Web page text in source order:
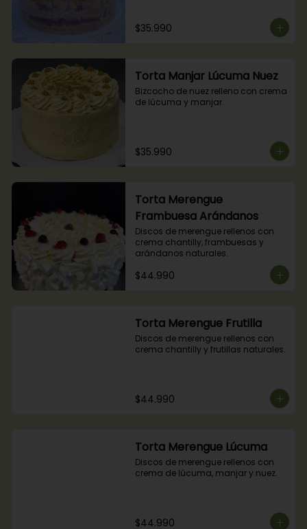
$35.990
Torta Manjar Lúcuma Nuez
Bizcocho de nuez relleno con crema
de lúcuma y manjar.
$35.990
Torta Merengue
Frambuesa Arándanos
Discos de merengue rellenos con
crema chantilly, frambuesas y
arándanos naturales.
$44.990
Torta Merengue Frutilla
Discos de merengue rellenos con
crema chantilly y frutillas naturales.
$44.990
Torta Merengue Lúcuma
Discos de merengue rellenos con
crema de lúcuma, manjar y nuez.
$44.990